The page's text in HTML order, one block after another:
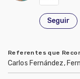
Seguir
Referentes que
Carlos Fernández,